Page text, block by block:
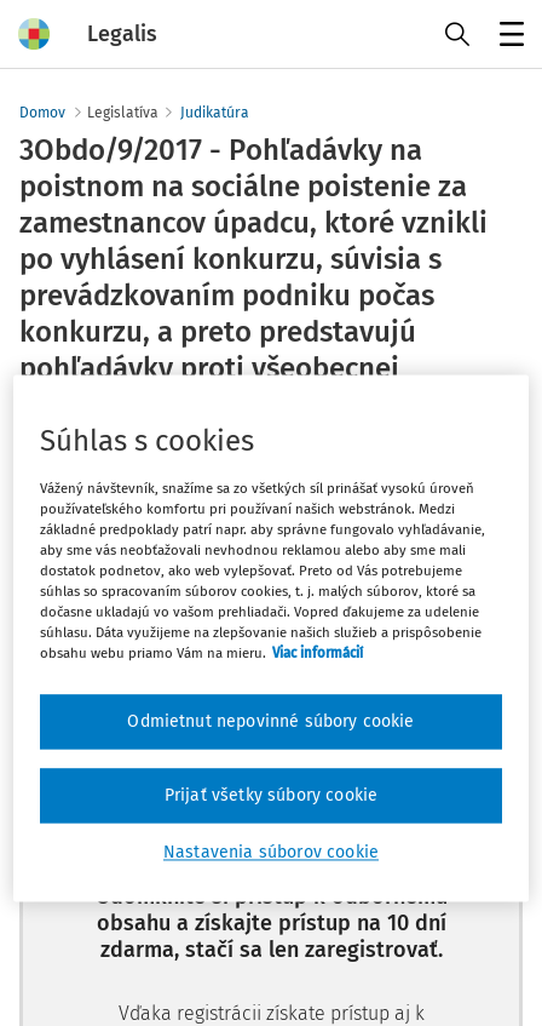
Legalis
Domov Legislatíva Judikatúra
3Obdo/9/2017 - Pohľadávky na
poistnom na sociálne poistenie za
zamestnancov úpadcu, ktoré vznikli
po vyhlásení konkurzu, súvisia s
prevádzkovaním podniku počas
konkurzu, a preto predstavujú
pohľadávky proti všeobecnej
Najvyšší súd SR - senát
Máte predplatné? Prihláste sa
začiatok...
Celý odborný obsah z tejto oblasti je
dostupný predplatiteľom portálu.
Odomknite si prístup k odbornému
obsahu a získajte prístup na 10 dní
zdarma, stačí sa len zaregistrovať.
Vďaka registrácii získate prístup aj k
Súhlas s cookies
Vážený návštevník, snažíme sa zo všetkých síl prinášať vysokú úroveň
používateľského komfortu pri používaní našich webstránok. Medzi
základné predpoklady patrí napr. aby správne fungovalo vyhľadávanie,
aby sme vás neobťažovali nevhodnou reklamou alebo aby sme mali
dostatok podnetov, ako web vylepšovať. Preto od Vás potrebujeme
súhlas so spracovaním súborov cookies, t. j. malých súborov, ktoré sa
dočasne ukladajú vo vašom prehliadači. Vopred ďakujeme za udelenie
súhlasu. Dáta využijeme na zlepšovanie našich služieb a prispôsobenie
obsahu webu priamo Vám na mieru. Viac informácií
Nastavenia súborov cookie
Odmietnut nepovinné súbory cookie
Prijať všetky súbory cookie